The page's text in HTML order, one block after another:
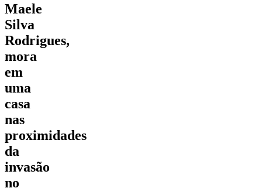
Maele
Silva
Rodrigues,
mora
em
uma
casa
nas
proximidades
da
invasão
no